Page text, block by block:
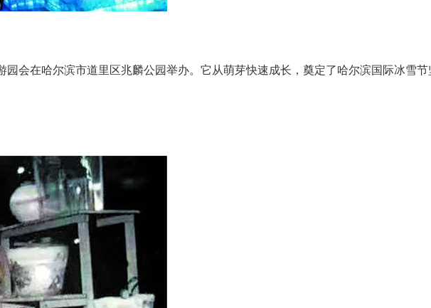
会在哈尔滨市道里区兆麟公园举办。它从萌芽快速成长，奠定了哈尔滨国际冰雪节